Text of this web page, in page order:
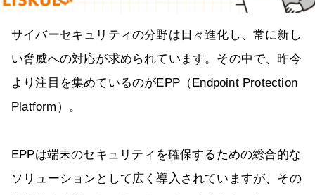
サイバーセキュリティの分野は日々進化し、常に新し
い脅威への対応が求められています。その中で、昨今
より注目を集めているのがEPP（Endpoint Protection
Platform）。
EPPは端末のセキュリティを確保するための総合的な
ソリューションとして広く導入されていますが、その